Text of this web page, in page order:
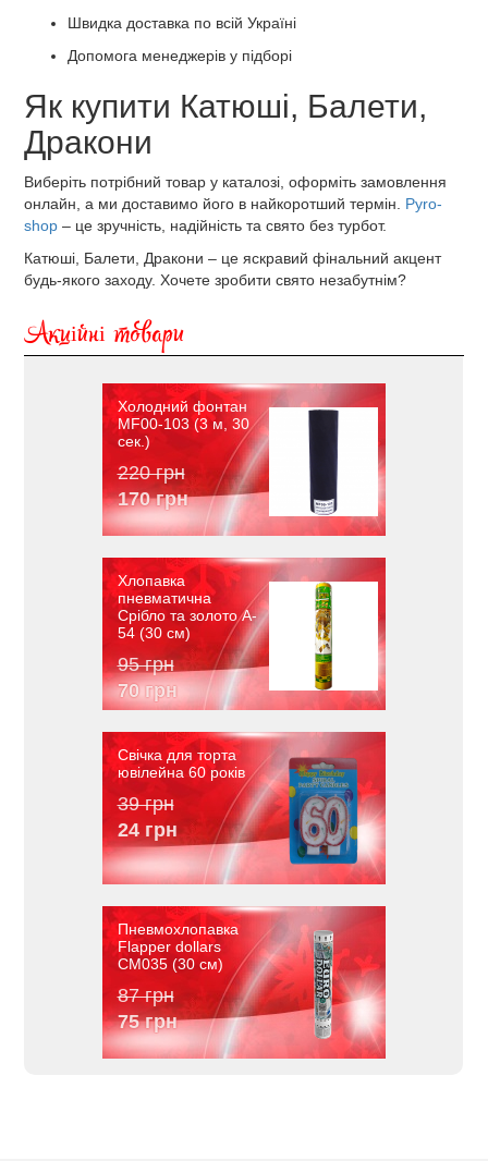
Швидка доставка по всій Україні
Допомога менеджерів у підборі
Як купити Катюші, Балети,
Дракони
Виберіть потрібний товар у каталозі, оформіть замовлення
онлайн, а ми доставимо його в найкоротший термін. Pyro-
shop – це зручність, надійність та свято без турбот.
Катюші, Балети, Дракони – це яскравий фінальний акцент
будь-якого заходу. Хочете зробити свято незабутнім?
Акційні товари
Холодний фонтан
MF00-103 (3 м, 30
сек.)
220 грн
170 грн
Хлопавка
пневматична
Срібло та золото A-
54 (30 см)
95 грн
70 грн
Свічка для торта
ювілейна 60 років
39 грн
24 грн
Пневмохлопавка
Flapper dollars
CM035 (30 см)
87 грн
75 грн